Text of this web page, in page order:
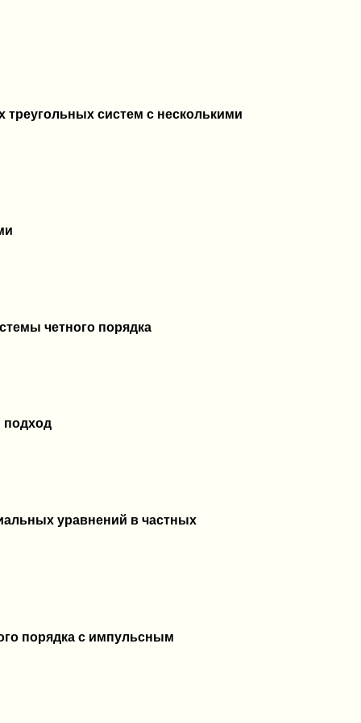
систем с несколькими
четного порядка
подход
уравнений в частных
порядка с импульсным